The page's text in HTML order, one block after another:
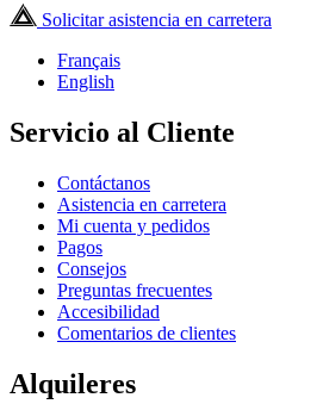
Solicitar asistencia en carretera
Français
English
Servicio al Cliente
Contáctanos
Asistencia en carretera
Mi cuenta y pedidos
Pagos
Consejos
Preguntas frecuentes
Accesibilidad
Comentarios de clientes
Alquileres